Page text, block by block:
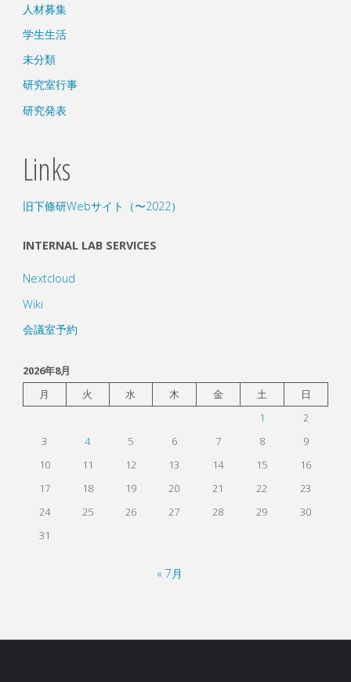
人材募集
学生生活
未分類
研究室行事
研究発表
Links
旧下條研Webサイト（〜2022）
INTERNAL LAB SERVICES
Nextcloud
Wiki
会議室予約
2026年8月
月
火 水 木 金 土
日
1
2
3
4 5 6 7 8
9
10
11 12 13 14 15
16
17
18 19 20 21 22
23
24
25 26 27 28 29
30
31
« 7月